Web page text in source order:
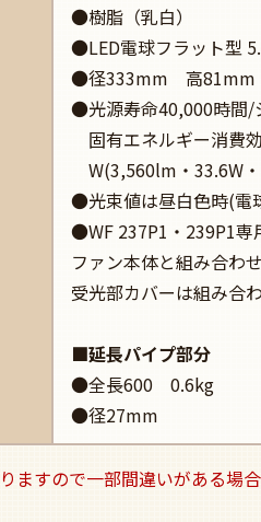
●樹脂（乳白）
●LED電球フラット型
●径333mm 高
●光源寿命40,000時間/
固有エネルギー消費
W(3,560lm・33.6W
●光束値は昼白色時(電
●WF 237P1・239P1専
ファン本体と組み合わ
受光部カバーは組み合
■延長パイプ部分
●全長600 0.6kg
●径27mm
ますので一部間違いがある場